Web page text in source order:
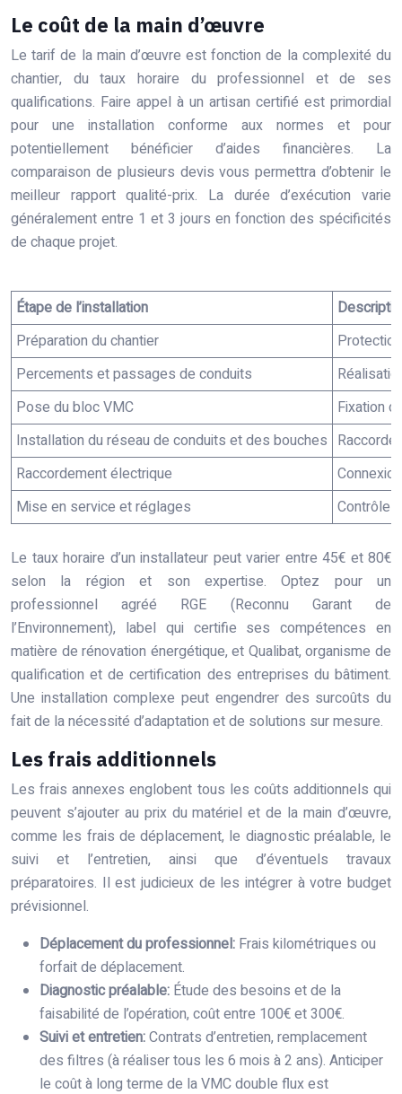
Le coût de la main d’œuvre
Le tarif de la main d’œuvre est fonction de la complexité du
chantier, du taux horaire du professionnel et de ses
qualifications. Faire appel à un artisan certifié est primordial
pour une installation conforme aux normes et pour
potentiellement bénéficier d’aides financières. La
comparaison de plusieurs devis vous permettra d’obtenir le
meilleur rapport qualité-prix. La durée d’exécution varie
généralement entre 1 et 3 jours en fonction des spécificités
de chaque projet.
Étape de l’installation
Préparation du chantier
Percements et passages de conduits
Pose du bloc VMC
Fixation
Installation du réseau de conduits et des bouches
Raccordement électrique
Mise en service et réglages
Contrôle
Le taux horaire d’un installateur peut varier entre 45€ et 80€
selon la région et son expertise. Optez pour un
professionnel agréé RGE (Reconnu Garant de
l’Environnement), label qui certifie ses compétences en
matière de rénovation énergétique, et Qualibat, organisme de
qualification et de certification des entreprises du bâtiment.
Une installation complexe peut engendrer des surcoûts du
fait de la nécessité d’adaptation et de solutions sur mesure.
Les frais additionnels
Les frais annexes englobent tous les coûts additionnels qui
peuvent s’ajouter au prix du matériel et de la main d’œuvre,
comme les frais de déplacement, le diagnostic préalable, le
suivi et l’entretien, ainsi que d’éventuels travaux
préparatoires. Il est judicieux de les intégrer à votre budget
prévisionnel.
Déplacement du professionnel: Frais kilométriques ou
forfait de déplacement.
Diagnostic préalable: Étude des besoins et de la
faisabilité de l’opération, coût entre 100€ et 300€.
Suivi et entretien:Contrats d’entretien, remplacement
des filtres (à réaliser tous les 6 mois à 2 ans). Anticiper
le coût à long terme de la VMC double flux est